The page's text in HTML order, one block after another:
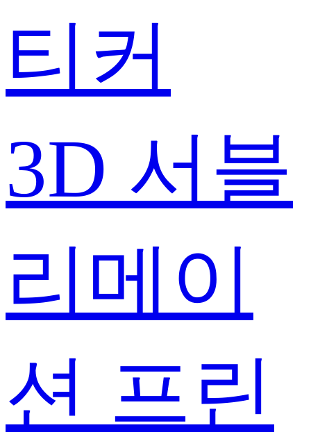
티커
3D 서블
리메이
션 프린